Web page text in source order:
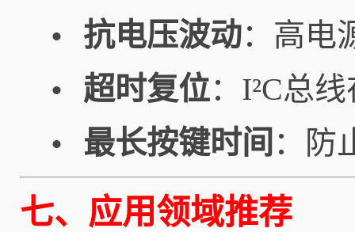
• 抗电压波动：高电
• 超时复位：I²C总
• 最长按键时间 ：防
七、应用领域推荐